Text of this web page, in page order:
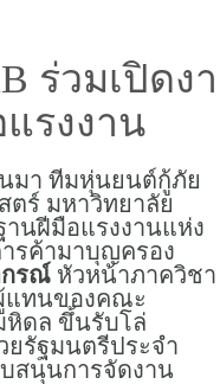
ร่วมเปิดงา
รงงาน
มา ทีมหุ่นยนต์กู้ภัย
ตร์ มหาวิทยาลัย
นฝีมือแรงงานแห่ง
รค้ามาบุญครอง
กรณ์ หัวหน้าภาควิชา
แทนของคณะ
หิดล ขึ้นรับโล่
ยรัฐมนตรีประจำ
สนุนการจัดงาน